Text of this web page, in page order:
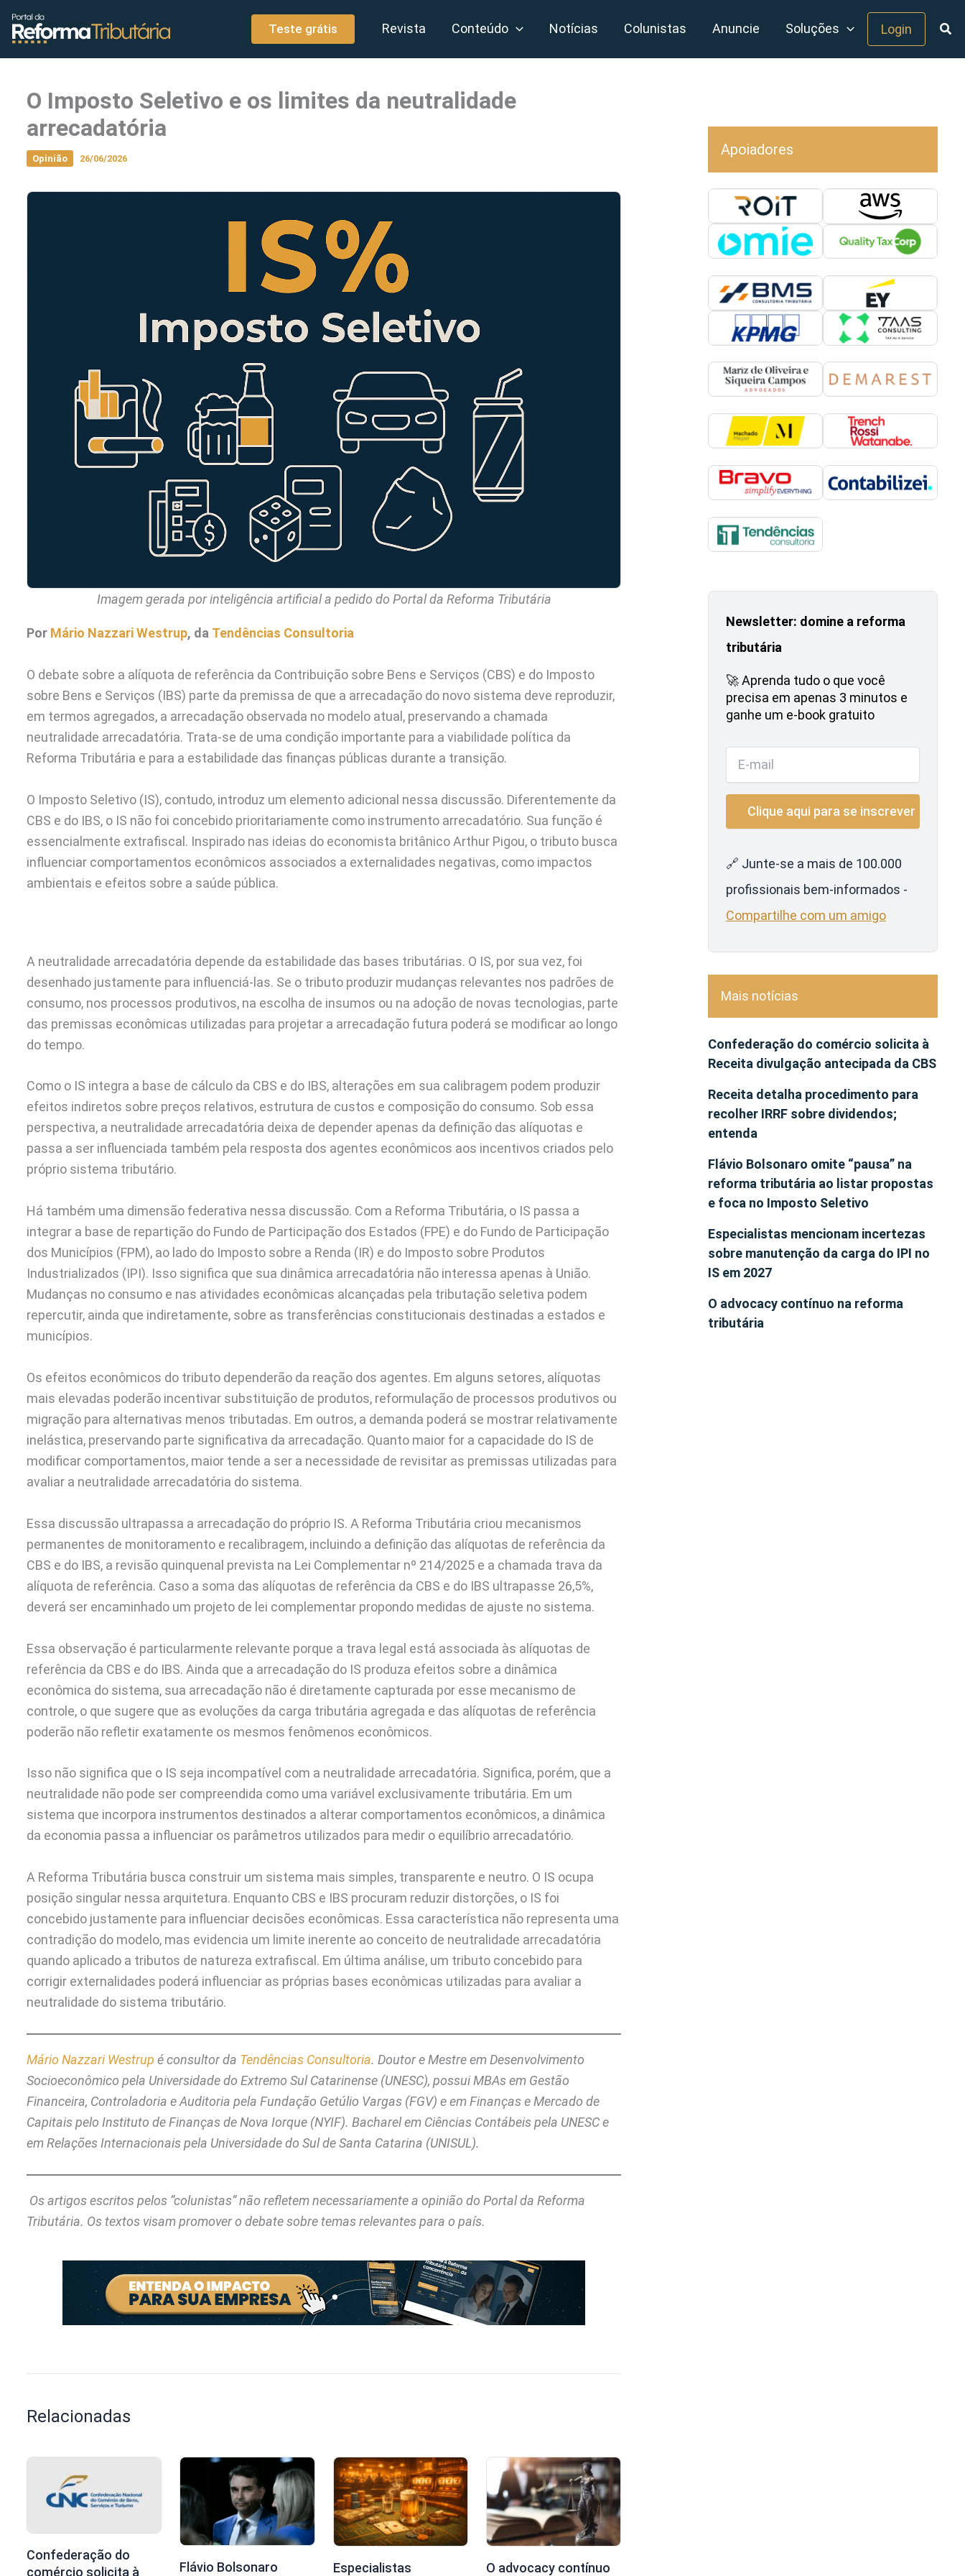
conteúdo
Teste grátis Revista Conteúdo Notícias Colunistas Anuncie Soluções Login
O Imposto Seletivo e os limites da neutralidade
arrecadatória
Opinião 26/06/2026
Imagem gerada por inteligência artificial a pedido do Portal da Reforma Tributária
Por Mário Nazzari Westrup, da Tendências Consultoria
O debate sobre a alíquota de referência da Contribuição sobre Bens e Serviços (CBS) e do Imposto
sobre Bens e Serviços (IBS) parte da premissa de que a arrecadação do novo sistema deve reproduzir,
em termos agregados, a arrecadação observada no modelo atual, preservando a chamada
neutralidade arrecadatória. Trata-se de uma condição importante para a viabilidade política da
Reforma Tributária e para a estabilidade das finanças públicas durante a transição.
O Imposto Seletivo (IS), contudo, introduz um elemento adicional nessa discussão. Diferentemente da
CBS e do IBS, o IS não foi concebido prioritariamente como instrumento arrecadatório. Sua função é
essencialmente extrafiscal. Inspirado nas ideias do economista britânico Arthur Pigou, o tributo busca
influenciar comportamentos econômicos associados a externalidades negativas, como impactos
ambientais e efeitos sobre a saúde pública.
A neutralidade arrecadatória depende da estabilidade das bases tributárias. O IS, por sua vez, foi
desenhado justamente para influenciá-las. Se o tributo produzir mudanças relevantes nos padrões de
consumo, nos processos produtivos, na escolha de insumos ou na adoção de novas tecnologias, parte
das premissas econômicas utilizadas para projetar a arrecadação futura poderá se modificar ao longo
do tempo.
Como o IS integra a base de cálculo da CBS e do IBS, alterações em sua calibragem podem produzir
efeitos indiretos sobre preços relativos, estrutura de custos e composição do consumo. Sob essa
perspectiva, a neutralidade arrecadatória deixa de depender apenas da definição das alíquotas e
passa a ser influenciada também pela resposta dos agentes econômicos aos incentivos criados pelo
próprio sistema tributário.
Há também uma dimensão federativa nessa discussão. Com a Reforma Tributária, o IS passa a
integrar a base de repartição do Fundo de Participação dos Estados (FPE) e do Fundo de Participação
dos Municípios (FPM), ao lado do Imposto sobre a Renda (IR) e do Imposto sobre Produtos
Industrializados (IPI). Isso significa que sua dinâmica arrecadatória não interessa apenas à União.
Mudanças no consumo e nas atividades econômicas alcançadas pela tributação seletiva podem
repercutir, ainda que indiretamente, sobre as transferências constitucionais destinadas a estados e
municípios.
Os efeitos econômicos do tributo dependerão da reação dos agentes. Em alguns setores, alíquotas
mais elevadas poderão incentivar substituição de produtos, reformulação de processos produtivos ou
migração para alternativas menos tributadas. Em outros, a demanda poderá se mostrar relativamente
inelástica, preservando parte significativa da arrecadação. Quanto maior for a capacidade do IS de
modificar comportamentos, maior tende a ser a necessidade de revisitar as premissas utilizadas para
avaliar a neutralidade arrecadatória do sistema.
Essa discussão ultrapassa a arrecadação do próprio IS. A Reforma Tributária criou mecanismos
permanentes de monitoramento e recalibragem, incluindo a definição das alíquotas de referência da
CBS e do IBS, a revisão quinquenal prevista na Lei Complementar nº 214/2025 e a chamada trava da
alíquota de referência. Caso a soma das alíquotas de referência da CBS e do IBS ultrapasse 26,5%,
deverá ser encaminhado um projeto de lei complementar propondo medidas de ajuste no sistema.
Essa observação é particularmente relevante porque a trava legal está associada às alíquotas de
referência da CBS e do IBS. Ainda que a arrecadação do IS produza efeitos sobre a dinâmica
econômica do sistema, sua arrecadação não é diretamente capturada por esse mecanismo de
controle, o que sugere que as evoluções da carga tributária agregada e das alíquotas de referência
poderão não refletir exatamente os mesmos fenômenos econômicos.
Isso não significa que o IS seja incompatível com a neutralidade arrecadatória. Significa, porém, que a
neutralidade não pode ser compreendida como uma variável exclusivamente tributária. Em um
sistema que incorpora instrumentos destinados a alterar comportamentos econômicos, a dinâmica
da economia passa a influenciar os parâmetros utilizados para medir o equilíbrio arrecadatório.
A Reforma Tributária busca construir um sistema mais simples, transparente e neutro. O IS ocupa
posição singular nessa arquitetura. Enquanto CBS e IBS procuram reduzir distorções, o IS foi
concebido justamente para influenciar decisões econômicas. Essa característica não representa uma
contradição do modelo, mas evidencia um limite inerente ao conceito de neutralidade arrecadatória
quando aplicado a tributos de natureza extrafiscal. Em última análise, um tributo concebido para
corrigir externalidades poderá influenciar as próprias bases econômicas utilizadas para avaliar a
neutralidade do sistema tributário.
Mário Nazzari Westrup é consultor da Tendências Consultoria. Doutor e Mestre em Desenvolvimento
Socioeconômico pela Universidade do Extremo Sul Catarinense (UNESC), possui MBAs em Gestão
Financeira, Controladoria e Auditoria pela Fundação Getúlio Vargas (FGV) e em Finanças e Mercado de
Capitais pelo Instituto de Finanças de Nova Iorque (NYIF). Bacharel em Ciências Contábeis pela UNESC e
em Relações Internacionais pela Universidade do Sul de Santa Catarina (UNISUL).
Os artigos escritos pelos “colunistas” não refletem necessariamente a opinião do Portal da Reforma
Tributária. Os textos visam promover o debate sobre temas relevantes para o país.
Relacionadas
Confederação do
comércio solicita à
Flávio Bolsonaro Especialistas O advocacy contínuo
Apoiadores
Newsletter: domine a reforma
tributária
🚀 Aprenda tudo o que você
precisa em apenas 3 minutos e
ganhe um e-book gratuito
🔗 Junte-se a mais de 100.000
profissionais bem-informados -
Compartilhe com um amigo
Mais notícias
Confederação do comércio solicita à
Receita divulgação antecipada da CBS
Receita detalha procedimento para
recolher IRRF sobre dividendos;
entenda
Flávio Bolsonaro omite “pausa” na
reforma tributária ao listar propostas
e foca no Imposto Seletivo
Especialistas mencionam incertezas
sobre manutenção da carga do IPI no
IS em 2027
O advocacy contínuo na reforma
tributária